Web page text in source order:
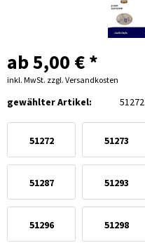
ab 5,00 € *
inkl. MwSt. zzgl. Versandkosten
gewählter Artikel: 51272
51272 51273
51287 51293
51296 51298